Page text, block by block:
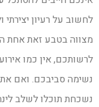
לחשוב על רעיון יצירתי
מצווה בטבע זאת אחת
לרשותכם, אין כמו
נשימה סביבכם. ואם
נשכחת תוכלו לשלב